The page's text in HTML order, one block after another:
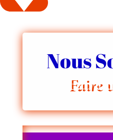
Nous
Faire